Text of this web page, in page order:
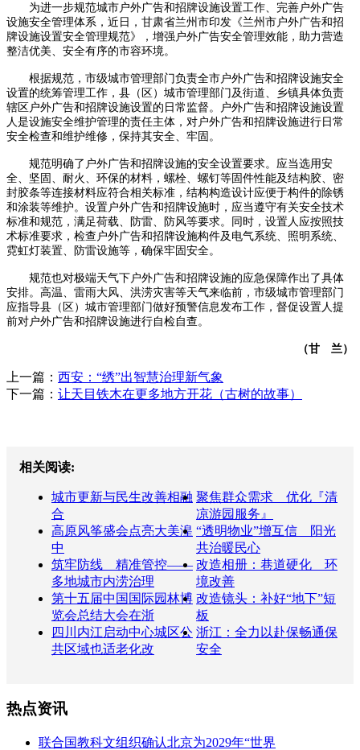
为进一步规范城市户外广告和招牌设施设置工作、完善户外广告
设施安全管理体系，近日，甘肃省兰州市印发《兰州市户外广告和招
牌设施设置安全管理规范》，增强户外广告安全管理效能，助力营造
整洁优美、安全有序的市容环境。
根据规范，市级城市管理部门负责全市户外广告和招牌设施安全
设置的统筹管理工作，县（区）城市管理部门及街道、乡镇具体负责
辖区户外广告和招牌设施设置的日常监督。户外广告和招牌设施设置
人是设施安全维护管理的责任主体，对户外广告和招牌设施进行日常
安全检查和维护维修，保持其安全、牢固。
规范明确了户外广告和招牌设施的安全设置要求。应当选用安
全、坚固、耐火、环保的材料，螺栓、螺钉等固件性能及结构胶、密
封胶条等连接材料应符合相关标准，结构构造设计应便于构件的除锈
和涂装等维护。设置户外广告和招牌设施时，应当遵守有关安全技术
标准和规范，满足荷载、防雷、防风等要求。同时，设置人应按照技
术标准要求，检查户外广告和招牌设施构件及电气系统、照明系统、
霓虹灯装置、防雷设施等，确保牢固安全。
规范也对极端天气下户外广告和招牌设施的应急保障作出了具体
安排。高温、雷雨大风、洪涝灾害等天气来临前，市级城市管理部门
应指导县（区）城市管理部门做好预警信息发布工作，督促设置人提
前对户外广告和招牌设施进行自检自查。
（甘 兰）
上一篇： 西安：“绣”出智慧治理新气象
下一篇： 让天目铁木在更多地方开花（古树的故事）
相关阅读:
城市更新与民生改善相融
合
聚焦群众需求 优化『清
凉游园服务』
高原风筝盛会点亮大美湟
中
“透明物业”增互信 阳光
共治暖民心
筑牢防线 精准管控——
多地城市内涝治理
改造相册：巷道硬化 环
境改善
第十五届中国国际园林博
览会总结大会在浙
改造镜头：补好“地下”短
板
四川内江启动中心城区公
共区域也适老化改
浙江：全力以赴保畅通保
安全
热点资讯
联合国教科文组织确认北京为2029年“世界